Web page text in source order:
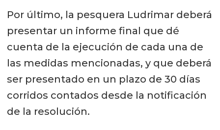
Por último, la pesquera Ludrimar deberá
presentar un informe final que dé
cuenta de la ejecución de cada una de
las medidas mencionadas, y que deberá
ser presentado en un plazo de 30 días
corridos contados desde la notificación
de la resolución.